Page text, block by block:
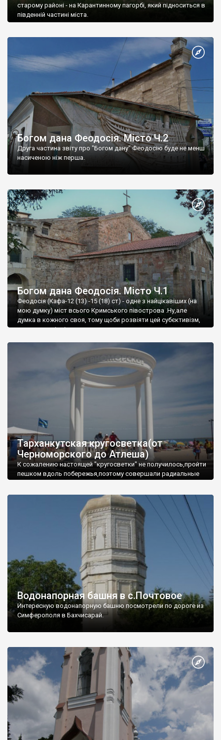
старому районі - на Карантинному пагорбі, який підноситься в
південній частині міста.
Богом дана Феодосія. Місто Ч.2
Друга частина звіту про "Богом дану" Феодосію буде не менш
насиченою ніж перша.
Богом дана Феодосія. Місто Ч.1
Феодосія (Кафа-12 (13) -15 (18) ст) - одне з найцікавіших (на
мою думку) міст всього Кримського півострова .Ну,але
думка в кожного своя, тому щоби розвіяти цей субєктивізм,
запрошую відвідати це
Тарханкутская кругосветка(от
Черноморского до Атлеша)
К сожалению настоящей "кругосветки" не получилось,пройти
пешком вдоль побережья,поэтому совершали радиальные
Водонапорная башня в с.Почтовое
Интересную водонапорную башню посмотрели по дороге из
Симферополя в Бахчисарай.